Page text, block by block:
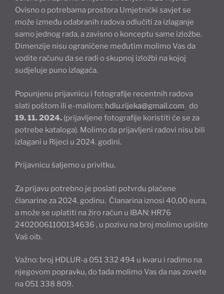
Ovisno o potrebama prostora Umjetnički savjet se
može između odabranih radova odlučiti za izlaganje
samo jednog rada, a zavisno o konceptu same izložbe.
Dimenzije nisu ograničene međutim molimo Vas da
vodite računu da se radi o skupnoj izložbi na kojoj
sudjeluje puno izlagača.
Popunjenu prijavnicu i fotografije recentnih radova
slati poštom ili e-mailom: hdlu.rijeka@gmail.com do
19. 11. 2024. (prijavljene fotografije koristiti će se za
potrebe kataloga). Molimo da prijavljeni radovi nisu bili
izlagani u Rijeci u 2024. godini.
Prijavnicu šaljemo u privitku.
Za prijavu potrebno je poslati potvrdu plaćene
članarine za 2024. godinu. Članarina iznosi 40,00 eura,
a može se uplatiti na žiro račun u IBAN: HR76
24020061100134636 , u pozivu na broj molimo upišite
Vaš oib.
Važno: broj HDLUR-a 051 332 494 u kvaru i radimo na
njegovom popravku, do tada molimo Vas da nas zovete
na 051 338 809.